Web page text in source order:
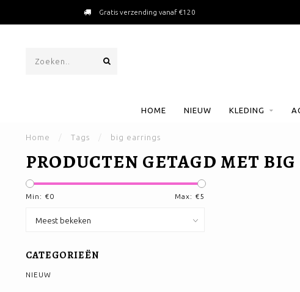
Gratis verzending vanaf €120
HOME NIEUW KLEDING
Home / Tags / big earrings
PRODUCTEN GETAGD MET
Min: €0 Max: €5
CATEGORIEËN
NIEUW